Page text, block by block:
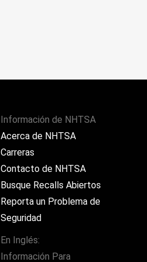
Información de NHTSA
Acerca de NHTSA
Carreras
Contacto de NHTSA
Busque Recalls Abiertos
Reporta un Problema de
Seguridad
En Inglés:
Información Para